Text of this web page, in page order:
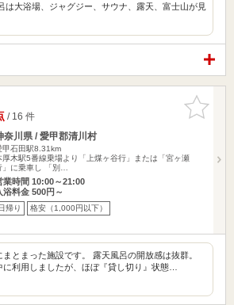
は大浴場、ジャグジー、サウナ、露天、富士山が見
お気に入
りに追加
/ 16 件
奈川県 / 愛甲郡清川村
甲石田駅8.31km
厚木駅5番線乗場より「上煤ヶ谷行」または「宮ヶ瀬
」に乗車し 「別…
業時間 10:00～21:00
浴料金 500円～
帰り 格安（1,000円以下）
まとまった施設です。 露天風呂の開放感は抜群。
に利用しましたが、ほぼ『貸し切り』状態…